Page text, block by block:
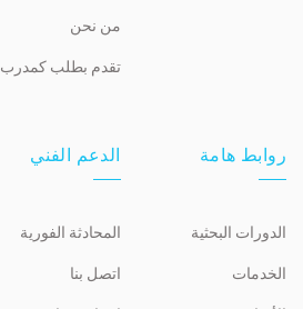
من نحن
تقدم بطلب كمدرب
روابط هامة
الدورات البحثية
الخدمات
الدعم الفني
المحادثة الفورية
اتصل بنا